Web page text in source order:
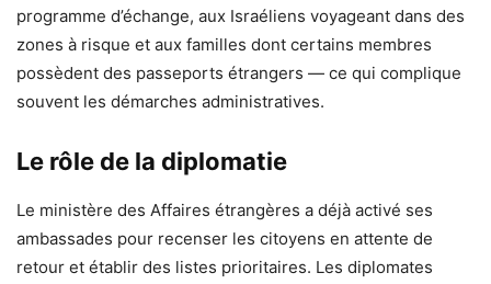
programme d’échange, aux Israéliens voyageant dans des
zones à risque et aux familles dont certains membres
possèdent des passeports étrangers — ce qui complique
souvent les démarches administratives.
Le rôle de la diplomatie
Le ministère des Affaires étrangères a déjà activé ses
ambassades pour recenser les citoyens en attente de
retour et établir des listes prioritaires. Les diplomates